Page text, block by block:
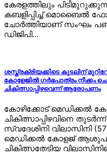
കേരളത്തിലും
കബളിപ്പിച്ച് മൊബൈല്‍
ചോര്‍ത്തിയാണ് സംഘം
ഡിജിപി…
ശസ്ത്രക്രിയക്കിടെ കുടലിന്
കോളേജില്‍ ഗർഭപാത്രം നീക്കം
ചികിത്സാപ്പിഴവെന്ന് ആരോപണം
കോഴിക്കോട് മെഡിക്കല്‍
ചികിത്സാപ്പിഴവിനെ
സ്വദേശിനി വിലാസിനി
മെഡിക്കല്‍ കോളജ്
ചികിത്സതേടിയ